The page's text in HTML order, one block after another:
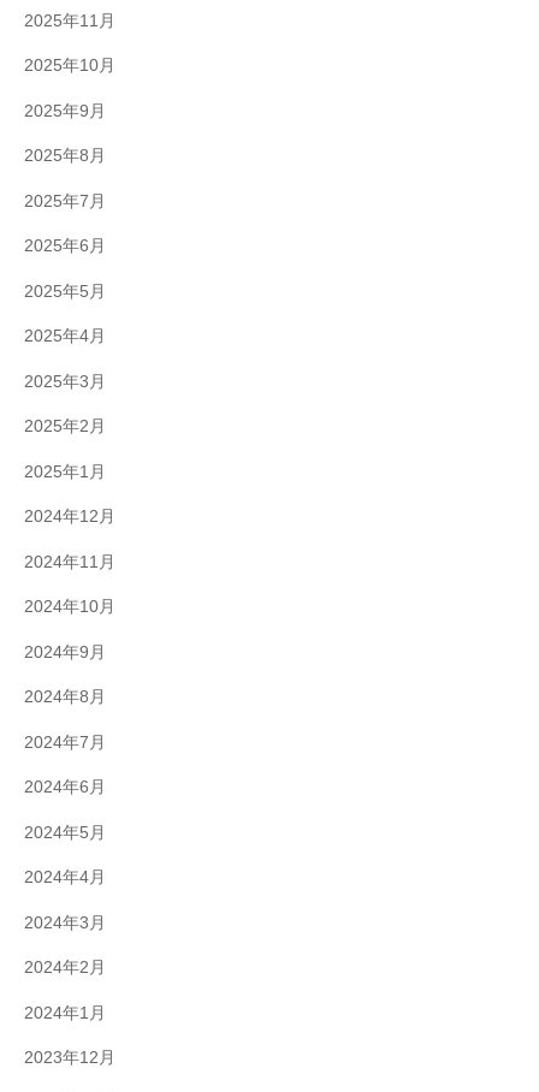
2025年11月
2025年10月
2025年9月
2025年8月
2025年7月
2025年6月
2025年5月
2025年4月
2025年3月
2025年2月
2025年1月
2024年12月
2024年11月
2024年10月
2024年9月
2024年8月
2024年7月
2024年6月
2024年5月
2024年4月
2024年3月
2024年2月
2024年1月
2023年12月